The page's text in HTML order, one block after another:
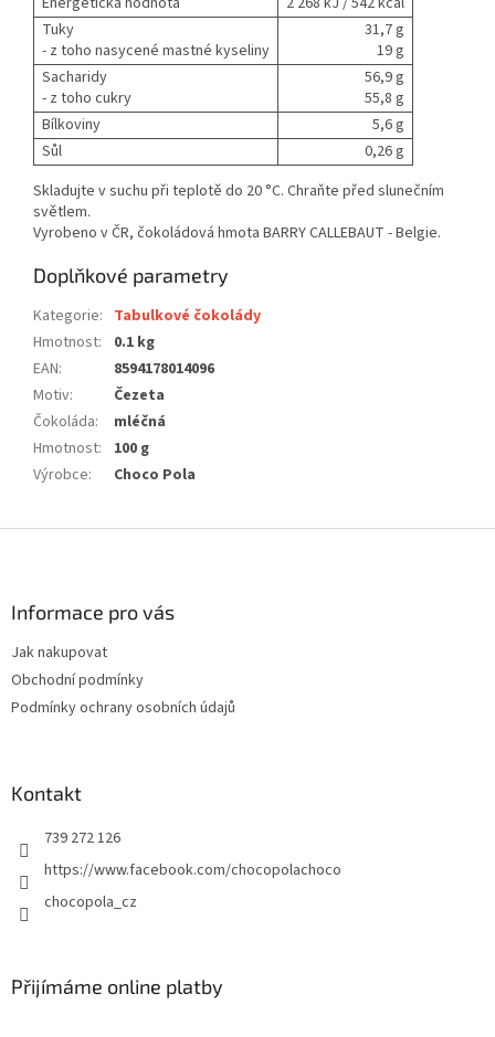
Tuky
- z toho nasycené mastné kyseliny
31,7 g
19 g
Sacharidy
- z toho cukry
56,9 g
55,8 g
Bílkoviny
5,6 g
Sůl
0,26 g
Skladujte v suchu při teplotě do 20 °C. Chraňte před slunečním
světlem.
Vyrobeno v ČR, čokoládová hmota BARRY CALLEBAUT - Belgie.
Doplňkové parametry
Kategorie: Tabulkové čokolády
Hmotnost:
0.1 kg
EAN:
8594178014096
Motiv:
Čezeta
Čokoláda:
mléčná
Hmotnost:
100 g
Výrobce: Choco Pola
Informace pro vás
Jak nakupovat
Obchodní podmínky
Podmínky ochrany osobních údajů
Kontakt
739 272 126
https://www.facebook.com/chocopolachoco
chocopola_cz
Přijímáme online platby